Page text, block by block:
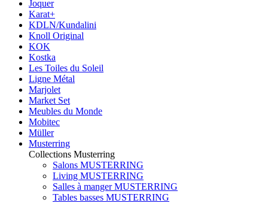
Joquer
Karat+
KDLN/Kundalini
Knoll Original
KOK
Kostka
Les Toiles du Soleil
Ligne Métal
Marjolet
Market Set
Meubles du Monde
Mobitec
Müller
Musterring
Collections Musterring
Salons MUSTERRING
Living MUSTERRING
Salles à manger MUSTERRING
Tables basses MUSTERRING